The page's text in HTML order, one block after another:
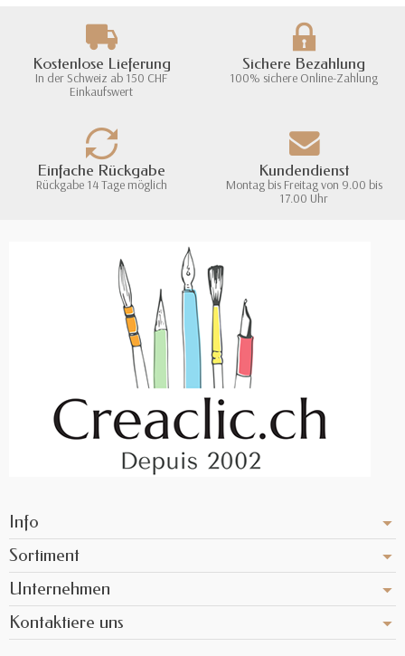
Kostenlose Lieferung
In der Schweiz ab 150 CHF
Einkaufswert
Sichere Bezahlung
100% sichere Online-Zahlung
Einfache Rückgabe
Rückgabe 14 Tage möglich
Kundendienst
Montag bis Freitag von 9.00 bis
17.00 Uhr
Info
Sortiment
Unternehmen
Kontaktiere uns